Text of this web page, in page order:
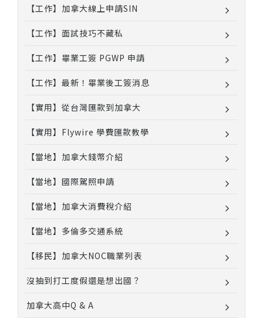
【工作】加拿大線上申請SIN
【工作】面試技巧不藏私
【工作】畢業工簽 PGWP 申請
【工作】最新！畢業後工簽消息
【實用】從台灣匯款到加拿大
【實用】Flywire 學費匯款教學
【當地】加拿大錢幣介紹
【當地】國際駕照申請
【當地】加拿大消費稅介紹
【當地】多倫多交通系統
【移民】加拿大NOC職業列表
沒抽到打工度假還是想出國？
加拿大高中Q & A